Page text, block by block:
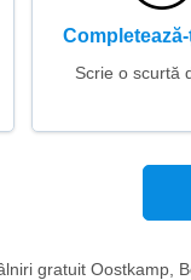
Scrie o scurtă
gratuit Oostkamp,